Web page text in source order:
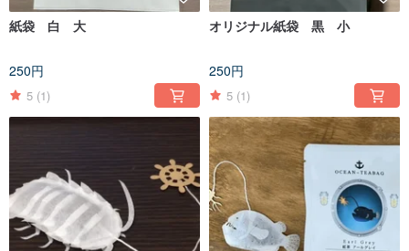
紙袋 白 大
250円
5 (1)
オリジナル紙袋 黒 小
250円
5 (1)